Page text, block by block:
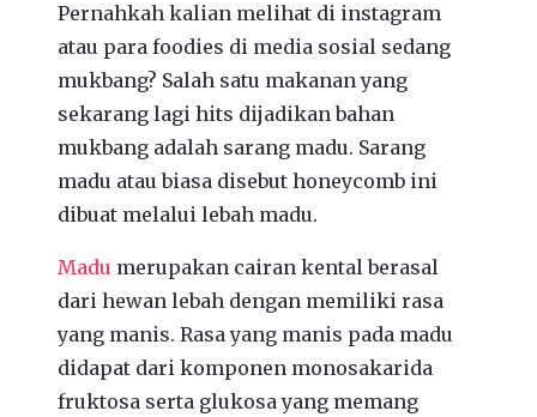
Pernahkah kalian melihat di instagram
atau para foodies di media sosial sedang
mukbang? Salah satu makanan yang
sekarang lagi hits dijadikan bahan
mukbang adalah sarang madu. Sarang
madu atau biasa disebut honeycomb ini
dibuat melalui lebah madu.
Madu merupakan cairan kental berasal
dari hewan lebah dengan memiliki rasa
yang manis. Rasa yang manis pada madu
didapat dari komponen monosakarida
fruktosa serta glukosa yang memang